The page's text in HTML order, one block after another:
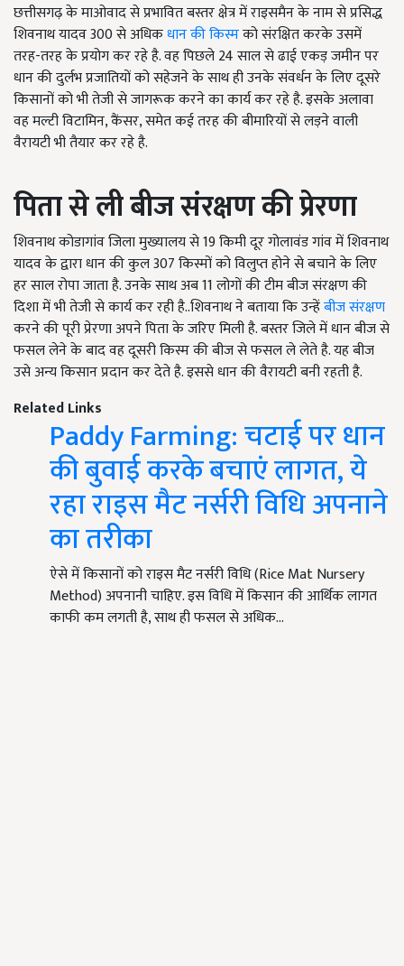
छत्तीसगढ़ के माओवाद से प्रभावित बस्तर क्षेत्र में राइसमैन के नाम से प्रसिद्ध
शिवनाथ यादव 300 से अधिकधान की किस्मको संरक्षित करके उसमें
तरह-तरह के प्रयोग कर रहे है. वह पिछले 24 साल से ढाई एकड़ जमीन पर
धान की दुर्लभ प्रजातियों को सहेजने के साथ ही उनके संवर्धन के लिए दूसरे
किसानों को भी तेजी से जागरूक करने का कार्य कर रहे है. इसके अलावा
वह मल्टी विटामिन, कैंसर, समेत कई तरह की बीमारियों से लड़ने वाली
वैरायटी भी तैयार कर रहे है.
पिता से ली बीज संरक्षण की प्रेरणा
शिवनाथ कोडागांव जिला मुख्यालय से 19 किमी दूर गोलावंड गांव में शिवनाथ
यादव के द्वारा धान की कुल 307 किस्मों को विलुप्त होने से बचाने के लिए
हर साल रोपा जाता है. उनके साथ अब 11 लोगों की टीम बीज संरक्षण की
दिशा में भी तेजी से कार्य कर रही है..शिवनाथ ने बताया कि उन्हेंबीज संरक्षण
करने की पूरी प्रेरणा अपने पिता के जरिए मिली है. बस्तर जिले में धान बीज से
फसल लेने के बाद वह दूसरी किस्म की बीज से फसल ले लेते है. यह बीज
उसे अन्य किसान प्रदान कर देते है. इससे धान की वैरायटी बनी रहती है.
Related Links
Paddy Farming: चटाई पर धान
की बुवाई करके बचाएं लागत, ये
रहा राइस मैट नर्सरी विधि अपनाने
का तरीका
ऐसे में किसानों को राइस मैट नर्सरी विधि (Rice Mat Nursery
Method) अपनानी चाहिए. इस विधि में किसान की आर्थिक लागत
काफी कम लगती है, साथ ही फसल से अधिक…